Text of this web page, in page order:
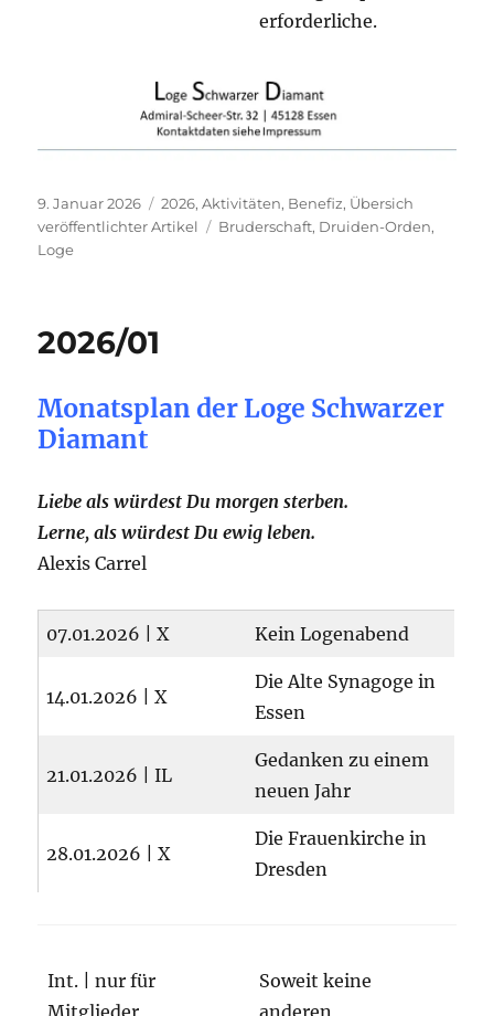
erforderliche.
Veröffentlicht
am
9. Januar 2026 Kategorien
2026,Aktivitäten, Benefiz, Übersich
veröffentlichter Artikel
Schlagwörter
Bruderschaft, Druiden-Orden,
Loge
2026/01
Monatsplan der Loge Schwarzer
Diamant
Liebe als würdest Du morgen sterben.
Lerne, als würdest Du ewig leben.
Alexis Carrel
07.01.2026 | X Kein Logenabend
14.01.2026 | X
Die Alte Synagoge in
Essen
21.01.2026 | IL
Gedanken zu einem
neuen Jahr
28.01.2026 | X
Die Frauenkirche in
Dresden
Int. | nur für
Mitglieder
Soweit keine
anderen